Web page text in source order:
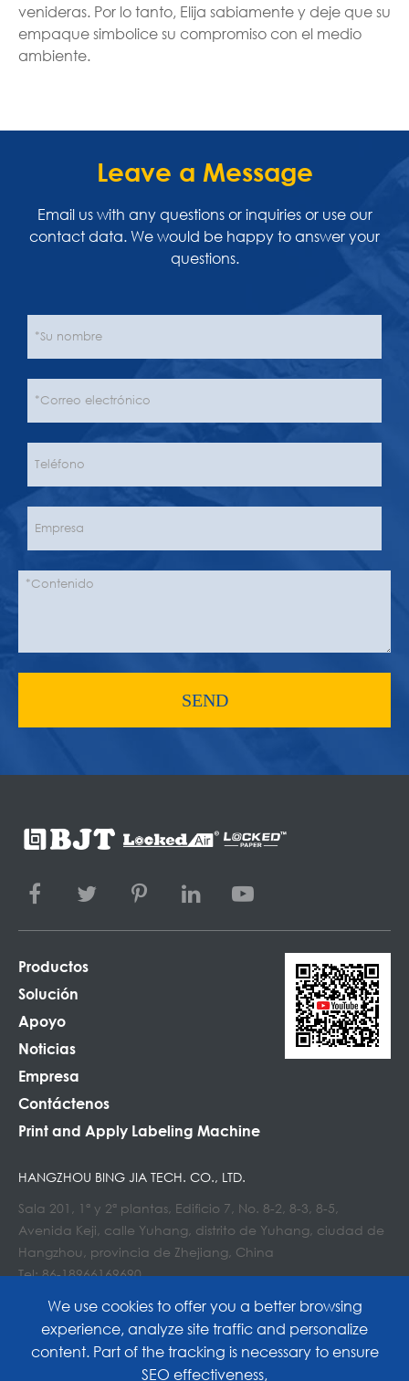
venideras. Por lo tanto, Elija sabiamente y deje que su
empaque simbolice su compromiso con el medio
ambiente.
Leave a Message
Email us with any questions or inquiries or use our
contact data. We would be happy to answer your
questions.
SEND
Productos
Solución
Apoyo
Noticias
Empresa
Contáctenos
Print and Apply Labeling Machine
HANGZHOU BING JIA TECH. CO., LTD.
Sala 201, 1ª y 2ª plantas, Edificio 7, No. 8-2, 8-3, 8-5,
Avenida Keji, calle Yuhang, distrito de Yuhang, ciudad de
Hangzhou, provincia de Zhejiang, China
Tel: 86-18966169690
We use cookies to offer you a better browsing
experience, analyze site traffic and personalize
content. Part of the tracking is necessary to ensure
SEO effectiveness,